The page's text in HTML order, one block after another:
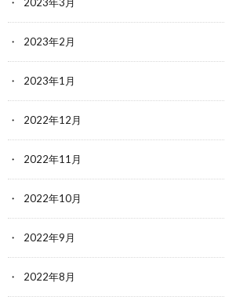
2023年2月
2023年1月
2022年12月
2022年11月
2022年10月
2022年9月
2022年8月